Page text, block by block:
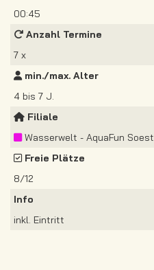
00:45
Anzahl Termine
7 x
min./max. Alter
4 bis 7 J.
Filiale
Wasserwelt - AquaFun Soest
Freie Plätze
8/12
Info
inkl. Eintritt